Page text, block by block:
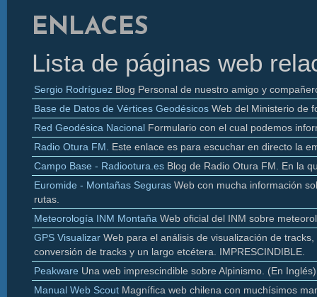
ENLACES
Lista de páginas web
Sergio Rodríguez Blog Personal de nuestro amigo y
Base de Datos de Vértices Geodésicos Web del Ministerio de
Red Geodésica Nacional Formulario con el cual podemos
Radio Otura FM.
Este enlace es para escuchar en directo la
Campo Base - Radiootura.es Blog de Radio Otura FM. En la
Euromide - Montañas Seguras Web con mucha información
rutas.
Meteorología INM Montaña Web oficial del INM sobre
GPS Visualizar Web para el análisis de visualización de tracks
conversión de tracks y un largo etcétera. IMPRESCINDIBLE.
Peakware Una web imprescindible sobre Alpinismo. (En Inglés)
Manual Web Scout Magnífica web chilena con muchísimos